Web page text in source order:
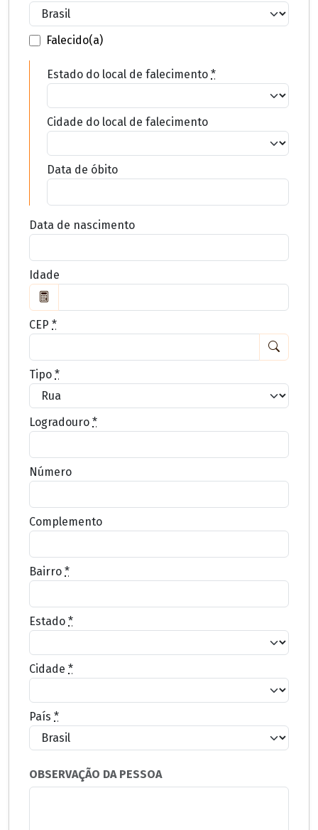
Falecido(a)
Estado do local de falecimento *
Cidade do local de falecimento
Data de óbito
Data de nascimento
Idade
CEP *
Tipo *
Logradouro *
Número
Complemento
Bairro *
Estado *
Cidade *
País *
OBSERVAÇÃO DA PESSOA